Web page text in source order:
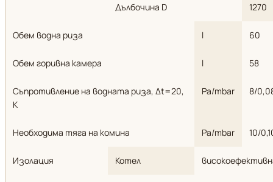
Дълбочина D 1270
Обем водна риза l 60
Обем горивна камера l 58
Съпротивление на водната риза, Δt=20,
K
Pa/mbar 8/
Необходима тяга на комина Pa/mbar 10/
Изолация Котел